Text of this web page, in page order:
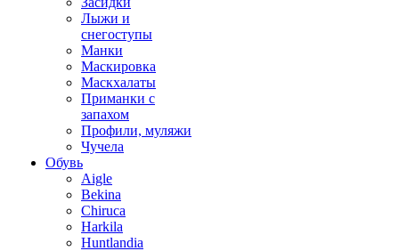
Лыжи и
снегоступы
Манки
Маскировка
Маскхалаты
Приманки с
запахом
Профили, муляжи
Чучела
Обувь
Aigle
Bekina
Chiruсa
Harkila
Huntlandia